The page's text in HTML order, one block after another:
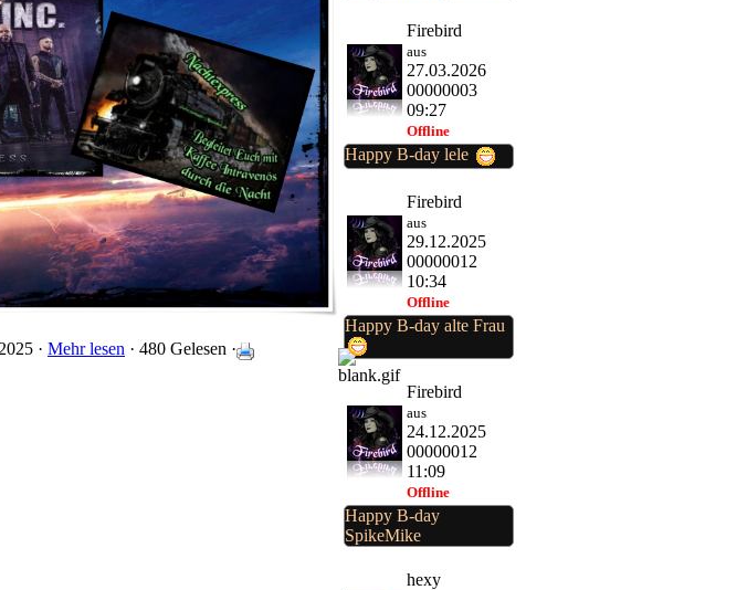
· Mehr lesen · 480 Gelesen ·
Firebird
aus
27.03.2026
00000003
09:27
Offline
Happy B-day lele
Firebird
aus
29.12.2025
00000012
10:34
Offline
Happy B-day alte Frau
Firebird
aus
24.12.2025
00000012
11:09
Offline
Happy B-day
SpikeMike
hexy